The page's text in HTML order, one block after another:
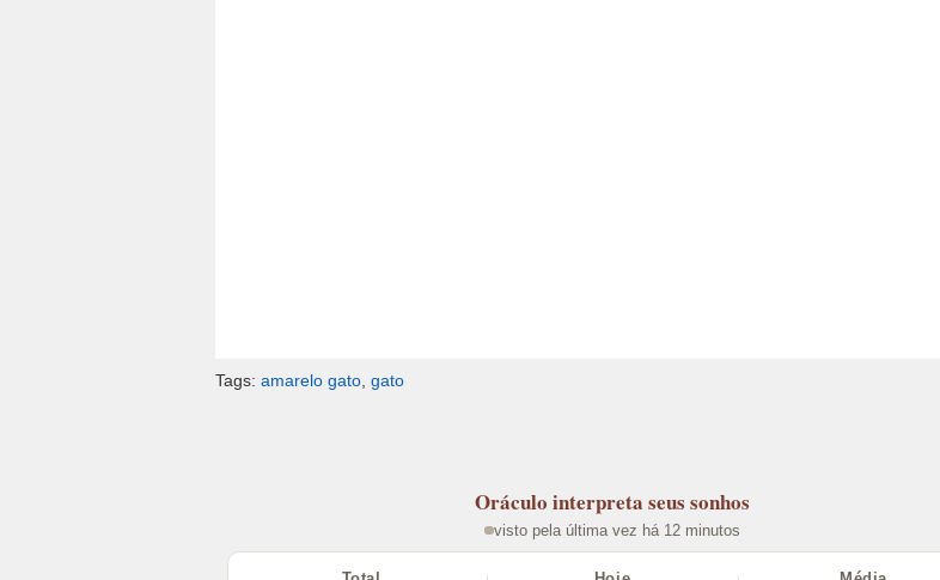
Tags: amarelo gato, gato
Oráculo interpreta seus sonhos
visto pela última vez há 12 minutos